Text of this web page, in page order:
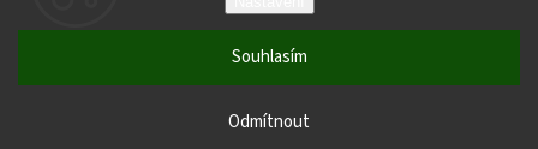
Odmítnout
Souhlasím
Vytvořil Shoptet
Copyright 2026Granulkárna.cz. Všechna práva vyhrazena.